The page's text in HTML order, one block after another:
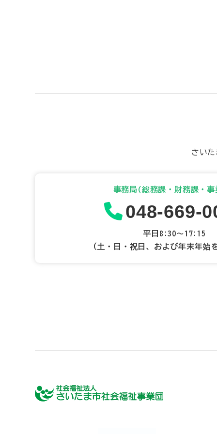
さい
事務局(総務課・財務課・事
048-669-
平日8:30～17:15
（土・日・祝日、および年末年始